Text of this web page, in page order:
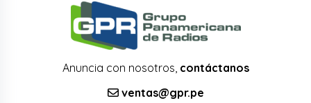
Anuncia con nosotros, contáctanos
ventas@gpr.pe